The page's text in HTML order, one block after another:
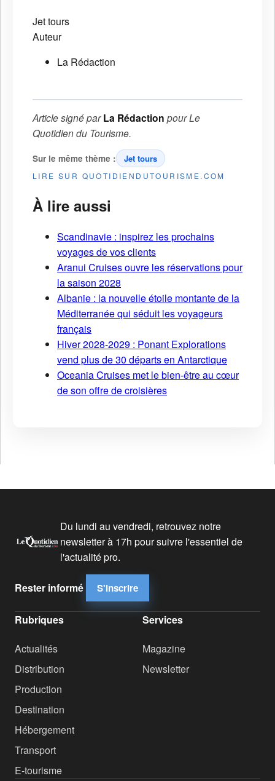
Jet tours
Auteur
La Rédaction
Article signé parLa Rédaction pourLe
Quotidien du Tourisme.
Sur le même thème : Jet tours
LIRE SUR QUOTIDIENDUTOURISME.COM
À lire aussi
Scandinavie : inspirez les prochains
voyages de vos clients
Aranui Cruises ouvre les réservations pour
la saison 2028
Albanie : la nouvelle étoile montante de la
Méditerranée qui séduit les voyageurs
français
Hiver 2028-2029 : Ponant Explorations
vend plus de 30 départs en Antarctique
Oceania Cruises met le bien-être au cœur
de son offre de croisières
Du lundi au vendredi, retrouvez notre
newsletter à 17h pour suivre l'essentiel de
l'actualité pro.
Rester informé S'inscrire
Rubriques
Actualités
Distribution
Production
Destination
Hébergement
Transport
E-tourisme
Services
Magazine
Newsletter